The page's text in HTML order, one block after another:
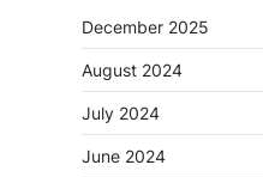
December 2025
August 2024
July 2024
June 2024